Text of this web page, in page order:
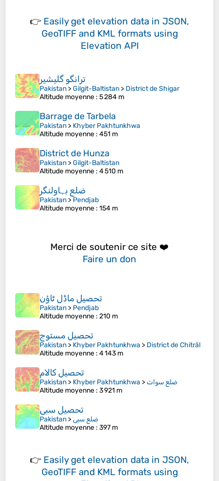
👉 Easily get elevation data in JSON,
GeoTIFF and KML formats using
Elevation API
ترانگو گلیشیر
Pakistan >Gilgit-Baltistan > District de Shigar
Altitude moyenne : 5 284 m
Barrage de Tarbela
Pakistan > Khyber Pakhtunkhwa
Altitude moyenne : 451 m
District de Hunza
Pakistan >Gilgit-Baltistan
Altitude moyenne : 4 510 m
ضلع بہاولنگر
Pakistan > Pendjab
Altitude moyenne : 154 m
Merci de soutenir ce site ❤️
Faire un don
تحصیل ماڈل ٹاؤن
Pakistan > Pendjab
Altitude moyenne : 210 m
تحصیل مستوج
Pakistan > Khyber Pakhtunkhwa > District de Chitrâl
Altitude moyenne : 4 143 m
تحصیل کالام
Pakistan > Khyber Pakhtunkhwa > ضلع سوات
Altitude moyenne : 3 921 m
تحصیل سبی
Pakistan >ضلع سبی
Altitude moyenne : 397 m
👉 Easily get elevation data in JSON,
GeoTIFF and KML formats using